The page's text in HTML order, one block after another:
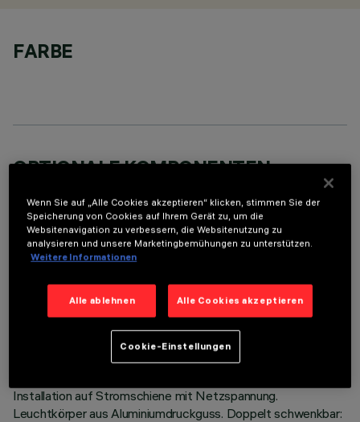
FARBE
OPTIONALE KOMPONENTEN
TECHNISCHE DATEN
LETZTES UPDATE: 06.08.2026
Installation auf Stromschiene mit Netzspannung.
Leuchtkörper aus Aluminiumdruckguss. Doppelt schwenkbar:
Wenn Sie auf „Alle Cookies akzeptieren“ klicken, stimmen Sie der
Speicherung von Cookies auf Ihrem Gerät zu, um die
Websitenavigation zu verbessern, die Websitenutzung zu
analysieren und unsere Marketingbemühungen zu unterstützen.
Weitere Informationen
Alle ablehnen Alle Cookies akzeptieren
Cookie-Einstellungen